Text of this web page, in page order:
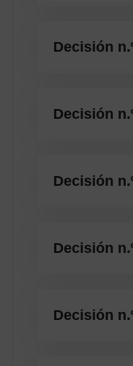
Decisión
Decisión
Decisión
Decisión
Decisión